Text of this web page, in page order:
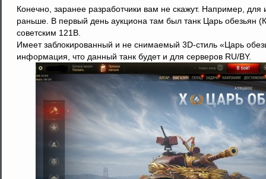
Конечно, заранее разработчики вам не скажут. Например, для
раньше. В первый день аукциона там был танк Царь обезьян
советским 121B.
Имеет заблокированный и не снимаемый 3D-стиль «Царь
информация, что данный танк будет и для серверов RU/BY.